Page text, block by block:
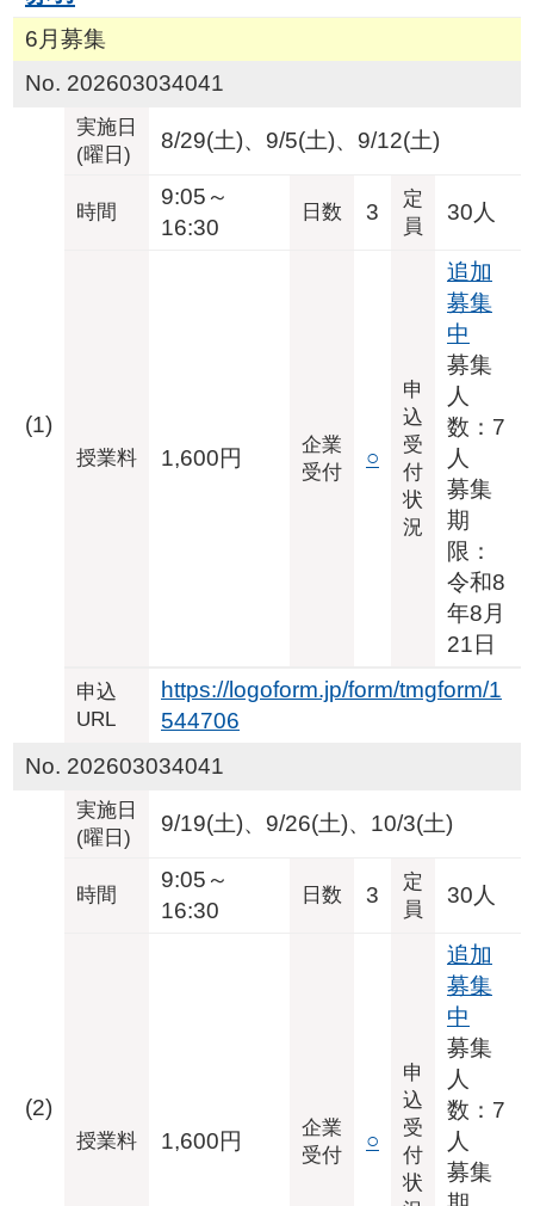
6月募集
No. 202603034041
(1)
実施日
(曜日)
8/29(土)、9/5(土)、9/12(土)
時間
9:05～
16:30
日数 3
定
員
30人
授業料 1,600円
企業
受付
○
申
込
受
付
状
況
追加
募集
中
募集
人
数：7
人
募集
期
限：
令和8
年8月
21日
申込
URL
https://logoform.jp/form/tmgform/1
544706
No. 202603034041
(2)
実施日
(曜日)
9/19(土)、9/26(土)、10/3(土)
時間
9:05～
16:30
日数 3
定
員
30人
授業料 1,600円
企業
受付
○
申
込
受
付
状
追加
募集
中
募集
人
数：7
人
募集